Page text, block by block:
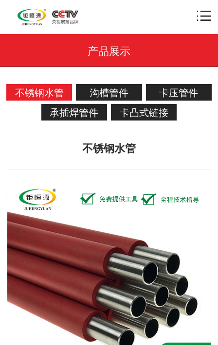
产品展示
不锈钢水管 沟槽管件
卡压管件
承插焊管件
卡凸式链接
不锈钢水管